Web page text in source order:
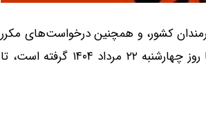
کشور، و همچنین درخواست‌های مکرر
برای تمدید مهلت، دبیرخانه فراخوان تصمیم به تمدید زمان ارسال آثار تا روز چهارشنبه ۲۲ مرداد ۱۴۰۴ گرفته است، تا